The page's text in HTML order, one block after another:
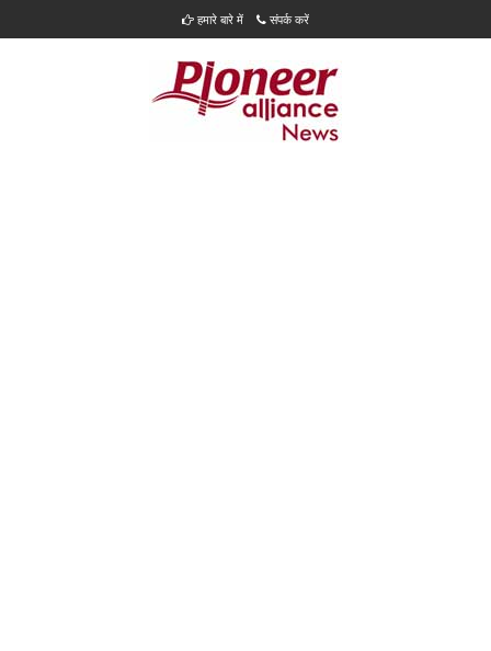
हमारे बारे में संपर्क करें